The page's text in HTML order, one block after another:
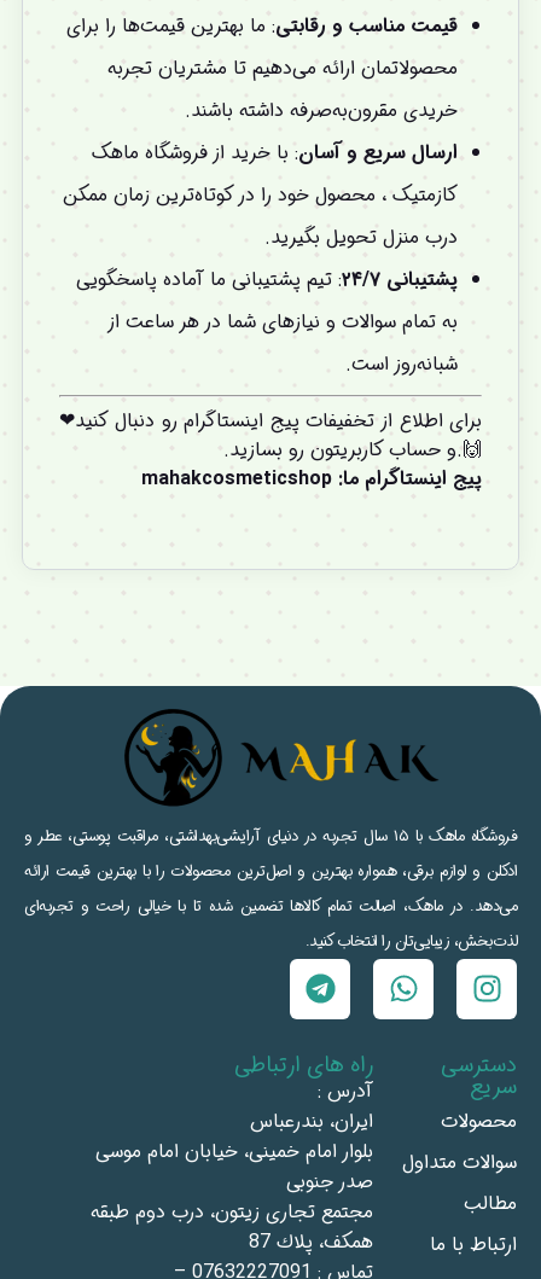
قیمت مناسب و رقابتی: ما بهترین قیمت‌ها را برای
محصولاتمان ارائه می‌دهیم تا مشتریان تجربه
خریدی مقرون‌به‌صرفه داشته باشند.
ارسال سریع و آسان: با خرید از فروشگاه ماهک
کازمتیک ، محصول خود را در کوتاه‌ترین زمان ممکن
درب منزل تحویل بگیرید.
پشتیبانی ۲۴/۷
: تیم پشتیبانی ما آماده پاسخگویی
به تمام سوالات و نیازهای شما در هر ساعت از
شبانه‌روز است.
برای اطلاع از تخفیفات پیج اینستاگرام رو دنبال کنید❤
🙌.و حساب کاربریتونرو بسازید.
پیج اینستاگرام ما:
mahakcosmeticshop
فروشگاه ماهک با ۱۵ سال تجربه در دنیای آرایشی‌بهداشتی، مراقبت پوستی، عطر و
ادکلن و لوازم برقی، همواره بهترین و اصل‌ترین محصولات را با بهترین قیمت ارائه
می‌دهد. در ماهک، اصالت تمام کالاها تضمین شده تا با خیالی راحت و تجربه‌ای
لذت‌بخش، زیبایی‌تان را انتخاب کنید.
دسترسی
سریع
محصولات
سوالات متداول
مطالب
ارتباط با ما
راه های ارتباطی
آدرس :
ايران، بندرعباس
بلوار امام خمينى، خيابان امام موسى
صدر جنوبى
مجتمع تجاری زيتون، درب دوم طبقه
همكف، پلاك 87
تماس : 07632227091 –